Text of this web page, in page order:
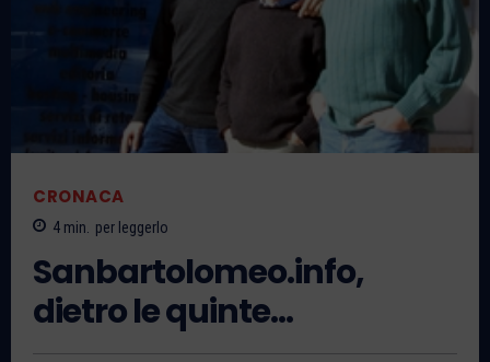
CRONACA
4 min. per leggerlo
Sanbartolomeo.info,
dietro le quinte…